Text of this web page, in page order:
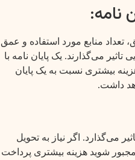
نامه:
منابع مورد استفاده و عمق
تاثیر می‌گذارند. یک پایان نامه با
بیشتری نسبت به یک پایان
داشت.
می‌گذارد. اگر نیاز به تحویل
شوید هزینه بیشتری پرداخت